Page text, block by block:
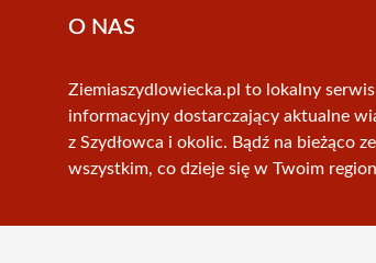
O NAS
Ziemiaszydlowiecka.pl to lokalny serwis
informacyjny dostarczający aktualne
z Szydłowca i okolic. Bądź na bieżąco ze
wszystkim, co dzieje się w Twoim